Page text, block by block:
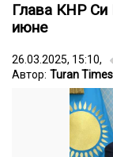
Глава КНР Си
июне
26.03.2025, 15:10,
Автор: Turan Times